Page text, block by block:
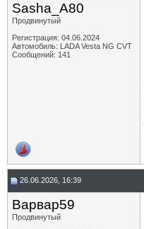
Sasha_A80
Продвинутый
Регистрация: 04.06.2024
Автомобиль: LADA Vesta NG CVT
Сообщений: 141
26.06.2026, 16:39
Варвар59
Продвинутый